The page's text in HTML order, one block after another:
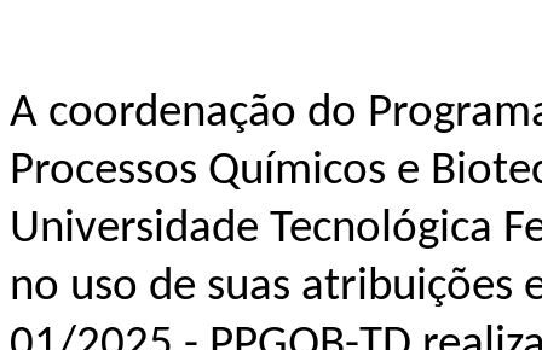
A coordenação do
Processos Químicos e
Universidade Tecnológica
no uso de suas atribuições